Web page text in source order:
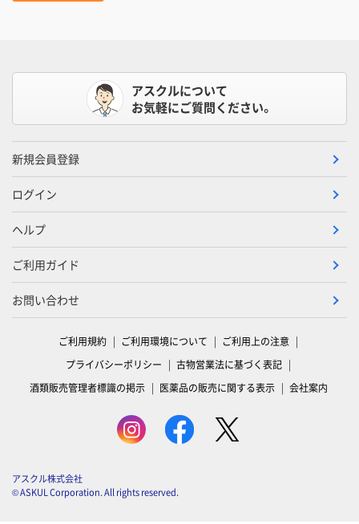
アスクルについて
お気軽にご質問ください。
新規会員登録
ログイン
ヘルプ
ご利用ガイド
お問い合わせ
ご利用規約 ご利用環境について
ご利用上の注意
プライバシーポリシー
古物営業法に基づく表記
酒類販売管理者標識の掲示
医薬品の販売に関する表示 会社案内
アスクル株式会社
© ASKUL Corporation. All rights reserved.